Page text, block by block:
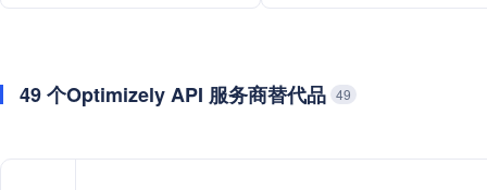
49 个Optimizely API 服务商替代品 49